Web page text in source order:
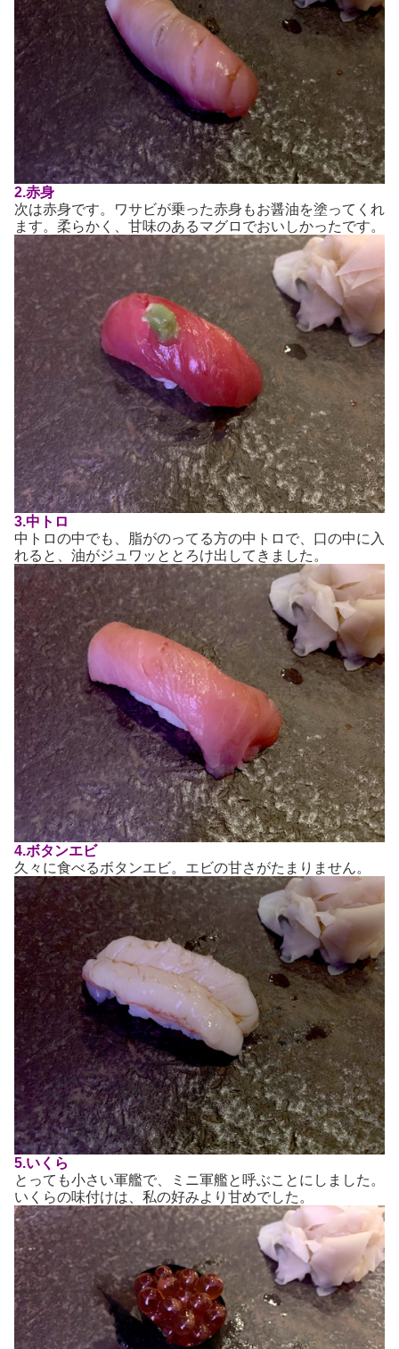
2.赤身
次は赤身です。ワサビが乗った赤身もお醤油を塗ってくれ
ます。柔らかく、甘味のあるマグロでおいしかったです。
3.中トロ
中トロの中でも、脂がのってる方の中トロで、口の中に入
れると、油がジュワッととろけ出してきました。
4.ボタンエビ
久々に食べるボタンエビ。エビの甘さがたまりません。
5.いくら
とっても小さい軍艦で、ミニ軍艦と呼ぶことにしました。
いくらの味付けは、私の好みより甘めでした。